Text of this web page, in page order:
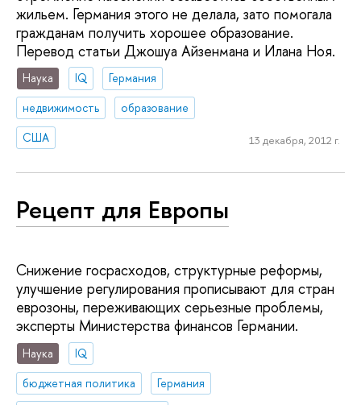
жильем. Германия этого не делала, зато помогала
гражданам получить хорошее образование.
Перевод статьи Джошуа Айзенмана и Илана Ноя.
Наука IQ
Германия
недвижимость
образование
США
13 декабря, 2012 г.
Рецепт для Европы
Снижение госрасходов, структурные реформы,
улучшение регулирования прописывают для стран
еврозоны, переживающих серьезные проблемы,
эксперты Министерства финансов Германии.
Наука
IQ
бюджетная политика
Германия